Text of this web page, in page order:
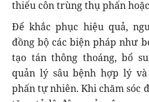
thiếu côn trùng thụ phấn
Để khắc phục hiệu quả,
đồng bộ các biện pháp như
tạo tán thông thoáng, bổ
quản lý sâu bệnh hợp lý
phấn tự nhiên. Khi chăm sóc